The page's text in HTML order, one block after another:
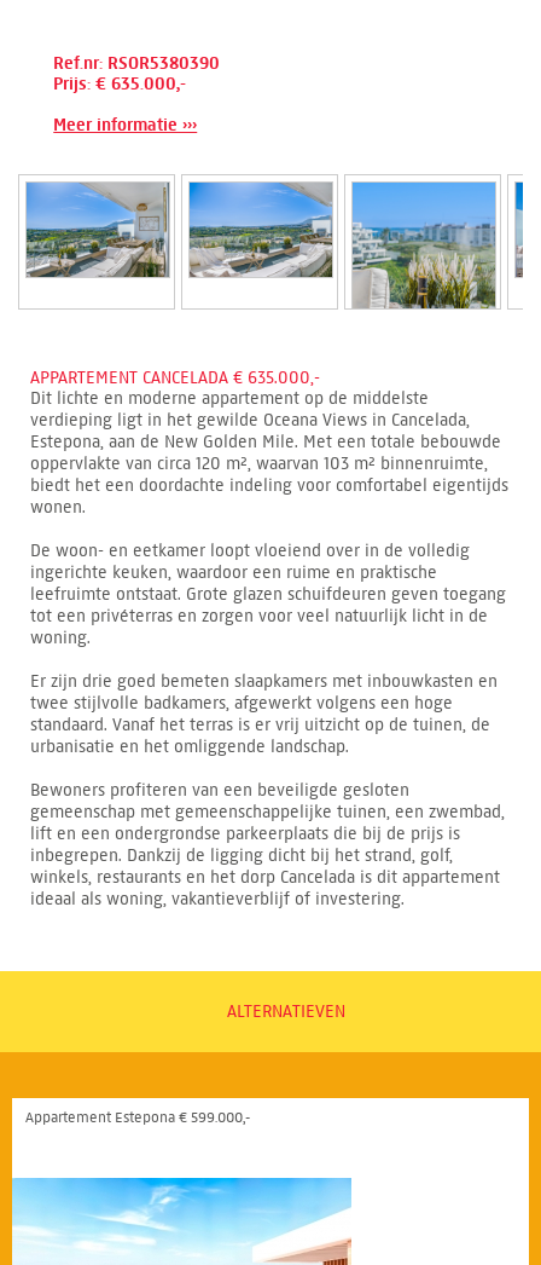
Ref.nr: RSOR5380390
Prijs: € 635.000,-
Meer informatie ›››
APPARTEMENT CANCELADA € 635.000,-
Dit lichte en moderne appartement op de middelste
verdieping ligt in het gewilde Oceana Views in Cancelada,
Estepona, aan de New Golden Mile. Met een totale bebouwde
oppervlakte van circa 120 m², waarvan 103 m² binnenruimte,
biedt het een doordachte indeling voor comfortabel eigentijds
wonen.
De woon- en eetkamer loopt vloeiend over in de volledig
ingerichte keuken, waardoor een ruime en praktische
leefruimte ontstaat. Grote glazen schuifdeuren geven toegang
tot een privéterras en zorgen voor veel natuurlijk licht in de
woning.
Er zijn drie goed bemeten slaapkamers met inbouwkasten en
twee stijlvolle badkamers, afgewerkt volgens een hoge
standaard. Vanaf het terras is er vrij uitzicht op de tuinen, de
urbanisatie en het omliggende landschap.
Bewoners profiteren van een beveiligde gesloten
gemeenschap met gemeenschappelijke tuinen, een zwembad,
lift en een ondergrondse parkeerplaats die bij de prijs is
inbegrepen. Dankzij de ligging dicht bij het strand, golf,
winkels, restaurants en het dorp Cancelada is dit appartement
ideaal als woning, vakantieverblijf of investering.
ALTERNATIEVEN
Appartement Estepona € 599.000,-